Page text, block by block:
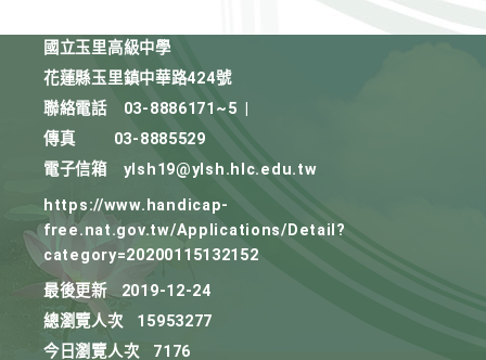
國立玉里高級中學
花蓮縣玉里鎮中華路424號
聯絡電話
03-8886171~5
傳真
03-8885529
電子信箱
ylsh19@ylsh.hlc.edu.tw
https://www.handicap-
free.nat.gov.tw/Applications/Detail?
category=20200115132152
最後更新
2019-12-24
總瀏覽人次
15953277
今日瀏覽人次
7176